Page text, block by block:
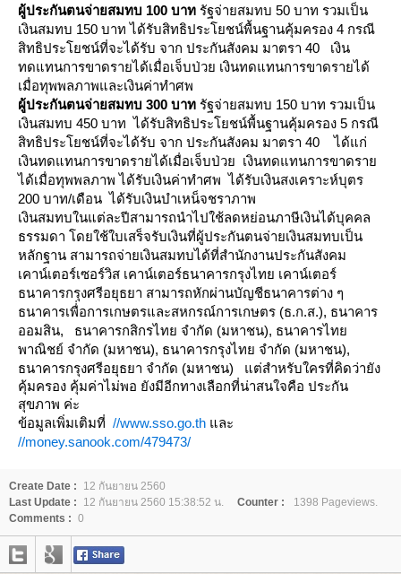
ผู้ประกันตนจ่ายสมทบ 100 บาท รัฐจ่ายสมทบ 50 บาท รวมเป็น
เงินสมทบ 150 บาท ได้รับสิทธิประโยชน์พื้นฐานคุ้มครอง 4 กรณี
สิทธิประโยชน์ที่จะได้รับ จาก ประกันสังคม มาตรา 40 เงิน
ทดแทนการขาดรายได้เมื่อเจ็บป่วย เงินทดแทนการขาดรายได้
เมื่อทุพพลภาพและเงินค่าทำศพ
ผู้ประกันตนจ่ายสมทบ 300 บาท รัฐจ่ายสมทบ 150 บาท รวมเป็น
เงินสมทบ 450 บาท ได้รับสิทธิประโยชน์พื้นฐานคุ้มครอง 5 กรณี
สิทธิประโยชน์ที่จะได้รับ จาก ประกันสังคม มาตรา 40 ได้แก่
เงินทดแทนการขาดรายได้เมื่อเจ็บป่วย เงินทดแทนการขาดรา
ได้เมื่อทุพพลภาพ ได้รับเงินค่าทำศพ ได้รับเงินสงเคราะห์บุตร
200 บาท/เดือน ได้รับเงินบำเหน็จชราภาพ
เงินสมทบในแต่ละปีสามารถนำไปใช้ลดหย่อนภาษีเงินได้บุคคล
ธรรมดา โดยใช้ใบเสร็จรับเงินที่ผู้ประกันตนจ่ายเงินสมทบเป็น
หลักฐาน สามารถจ่ายเงินสมทบได้ที่สำนักงานประกันสังคม
เคาน์เตอร์เซอร์วิส เคาน์เตอร์ธนาคารกรุงไทย เคาน์เตอร์
ธนาคารกรุงศรีอยุธยา สามารถหักผ่านบัญชีธนาคารต่าง ๆ
ธนาคารเพื่่อการเกษตรและสหกรณ์การเกษตร (ธ.ก.ส.), ธนาคาร
ออมสิน, ธนาคารกสิกรไทย จำกัด (มหาชน), ธนาคารไท
พาณิชย์ จำกัด (มหาชน), ธนาคารกรุงไทย จำกัด (มหาชน),
ธนาคารกรุงศรีอยุธยา จำกัด (มหาชน)
ต่สำหรับใครที่คิดว่ายัง
คุ้มครอง คุ้มค่าไม่พอ ยังมีอีกทางเลือกที่น่าสนใจคือ ประกัน
สุขภาพ ค่ะ
ข้อมูลเพิ่มเติมที่ //www.sso.go.th ละ
//money.sanook.com/479473/
Create Date :
12 กันยายน 2560
Last Update :
12 กันยายน 2560 15:38:52 น. Counter :
1398 Pageviews.
Comments : 0